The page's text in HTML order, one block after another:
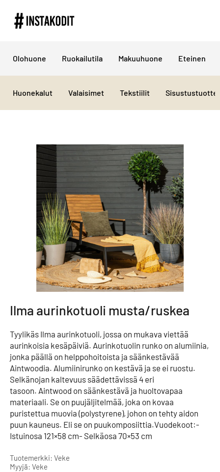
Olohuone Ruokailutila Makuuhuone Eteinen
Huonekalut Valaisimet Tekstiilit
Ilma aurinkotuoli musta/ruskea
Tyylikäs Ilma aurinkotuoli, jossa on mukava viettää
aurinkoisia kesäpäiviä. Aurinkotuolin runko on alumiinia,
jonka päällä on helppohoitoista ja säänkestävää
Aintwoodia. Alumiinirunko on kestävä ja se ei ruostu.
Selkänojan kaltevuus säädettävissä 4 eri
tasoon. Aintwood on säänkestävä ja huoltovapaa
materiaali. Se on puujäljitelmää, joka on kovaa
puristettua muovia (polystyrene), johon on tehty aidon
puun kauneus. Eli se on puukomposiittia.Vuodekoot:-
Istuinosa 121×58 cm- Selkäosa 70×53 cm
Tuotemerkki: Veke
Myyjä: Veke